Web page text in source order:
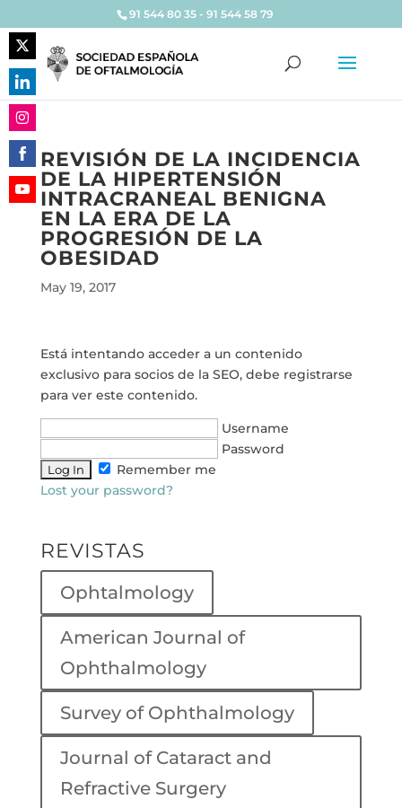
91 544 80 35 - 91 544 58 79
REVISIÓN DE LA INCIDENCIA
DE LA HIPERTENSIÓN
INTRACRANEAL BENIGNA
EN LA ERA DE LA
PROGRESIÓN DE LA
OBESIDAD
May 19, 2017
Está intentando acceder a un contenido
exclusivo para socios de la SEO, debe registrarse
para ver este contenido.
Username
Password
Remember me
Lost your password?
REVISTAS
Ophtalmology
American Journal of
Ophthalmology
Survey of Ophthalmology
Journal of Cataract and
Refractive Surgery
Share
on
Twitter
Share
on
LinkedIn
Share
on
Instagram
Share
on
Facebook
Share
YouTube